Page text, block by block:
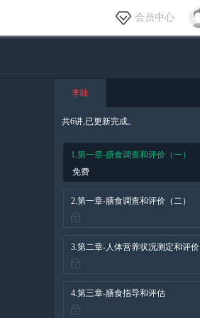
会员中心
李咏
共6讲,已更新完成。
1.第一章-膳食调查和评价（一）
免费
2.第一章-膳食调查和评价（二）
3.第二章-人体营养状况测定和评价
4.第三章-膳食指导和评估